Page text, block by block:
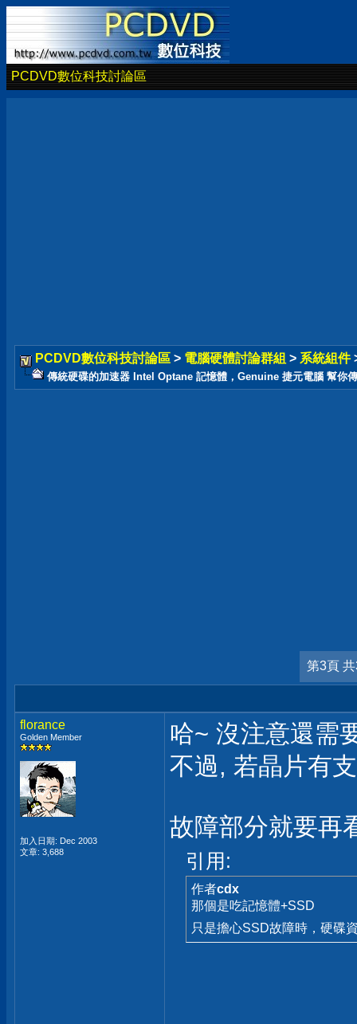
PCDVD數位科技討論區
PCDVD數位科技討論區 > 電腦硬體討論群組 > 系統組件
傳統硬碟的加速器 Intel Optane 記憶體，Genuine 捷元電腦 幫你
第3頁
florance
Golden Member
加入日期: Dec 2003
文章: 3,688
哈~ 沒注意還需
不過, 若晶片有
故障部分就要再
引用:
作者cdx
那個是吃記憶體+SSD
只是擔心SSD故障時，硬碟